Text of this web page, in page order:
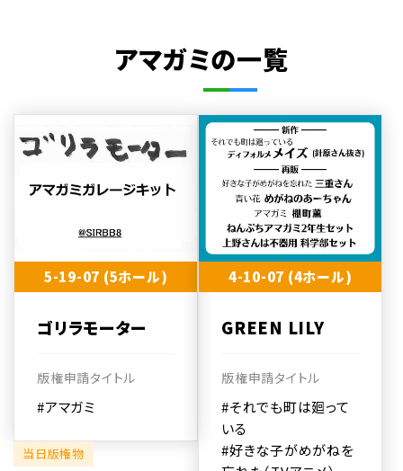
アマガミの一覧
5-19-07 (5ホール)
ゴリラモーター
版権申請タイトル
#アマガミ
当日版権物
4-10-07 (4ホール)
GREEN LILY
版権申請タイトル
#それでも町は廻って
いる
#好きな子がめがねを